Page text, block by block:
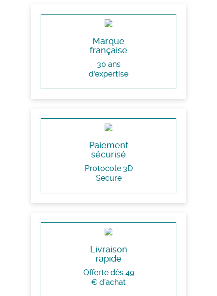
Marque
française
30 ans
d'expertise
Paiement
sécurisé
Protocole 3D
Secure
Livraison
rapide
Offerte dès 49
€ d’achat